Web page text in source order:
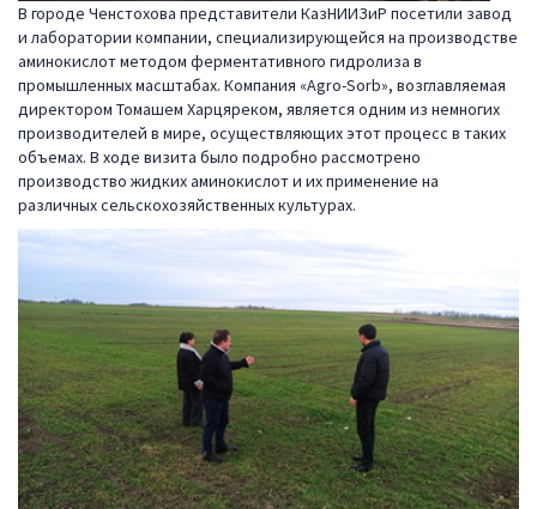
В городе Ченстохова представители КазНИИЗиР посетили завод
и лаборатории компании, специализирующейся на производстве
аминокислот методом ферментативного гидролиза в
промышленных масштабах. Компания «Agro-Sorb», возглавляемая
директором Томашем Харцяреком, является одним из немногих
производителей в мире, осуществляющих этот процесс в таких
объемах. В ходе визита было подробно рассмотрено
производство жидких аминокислот и их применение на
различных сельскохозяйственных культурах.